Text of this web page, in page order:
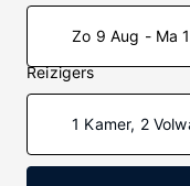
Zo 9 Aug - Ma
Reizigers
1 Kamer, 2